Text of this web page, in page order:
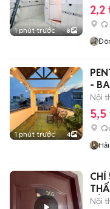
1 phút trước 8
2,2
1 phút trước 4
-
Nội
5,5
CHỈ
Nội